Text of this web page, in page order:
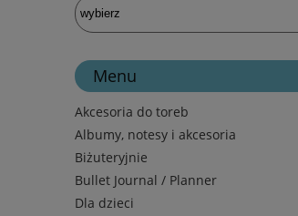
Menu
Akcesoria do toreb
Albumy, notesy i akcesoria
Biżuteryjnie
Bullet Journal / Planner
Dla dzieci